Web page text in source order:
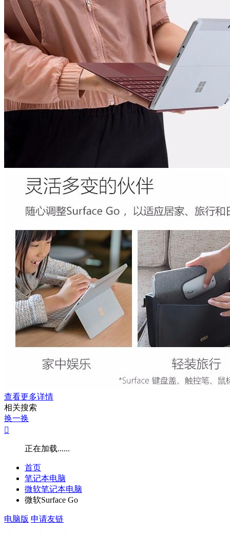
查看更多详情
相关搜索
换一换

正在加载......
首页
笔记本电脑
微软笔记本电脑
微软Surface Go
电脑版 申请友链